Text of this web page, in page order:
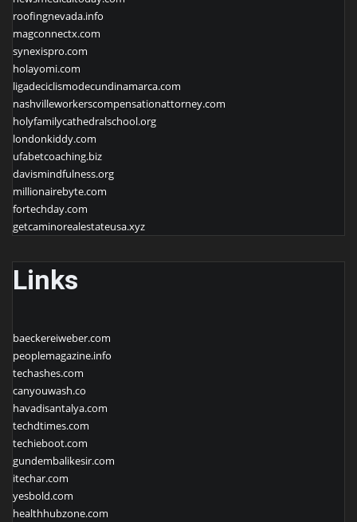
roofingnevada.info
magconnectx.com
synexispro.com
holayomi.com
ligadeciclismodecundinamarca.com
nashvilleworkerscompensationattorney.com
holyfamilycathedralschool.org
londonkiddy.com
ufabetcoaching.biz
davismindfulness.org
millionairebyte.com
fortechday.com
getcaminorealestateusa.xyz
Links
baeckereiweber.com
peoplemagazine.info
techashes.com
canyouwash.co
havadisantalya.com
techdtimes.com
techieboot.com
gundembalikesir.com
itechar.com
yesbold.com
healthhubzone.com